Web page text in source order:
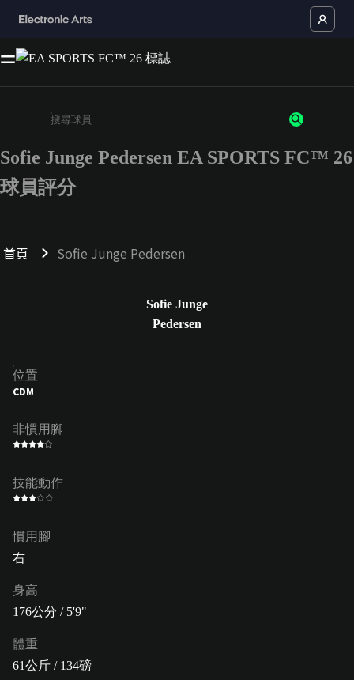
請輸入至少 3 個字元或數字
Sofie Junge Pedersen EA SPORTS FC™ 26
球員評分
首頁 Sofie Junge Pedersen
Sofie Junge
Pedersen
位置
CDM
非慣用腳
技能動作
慣用腳
右
身高
176公分 / 5'9"
體重
61公斤 / 134磅